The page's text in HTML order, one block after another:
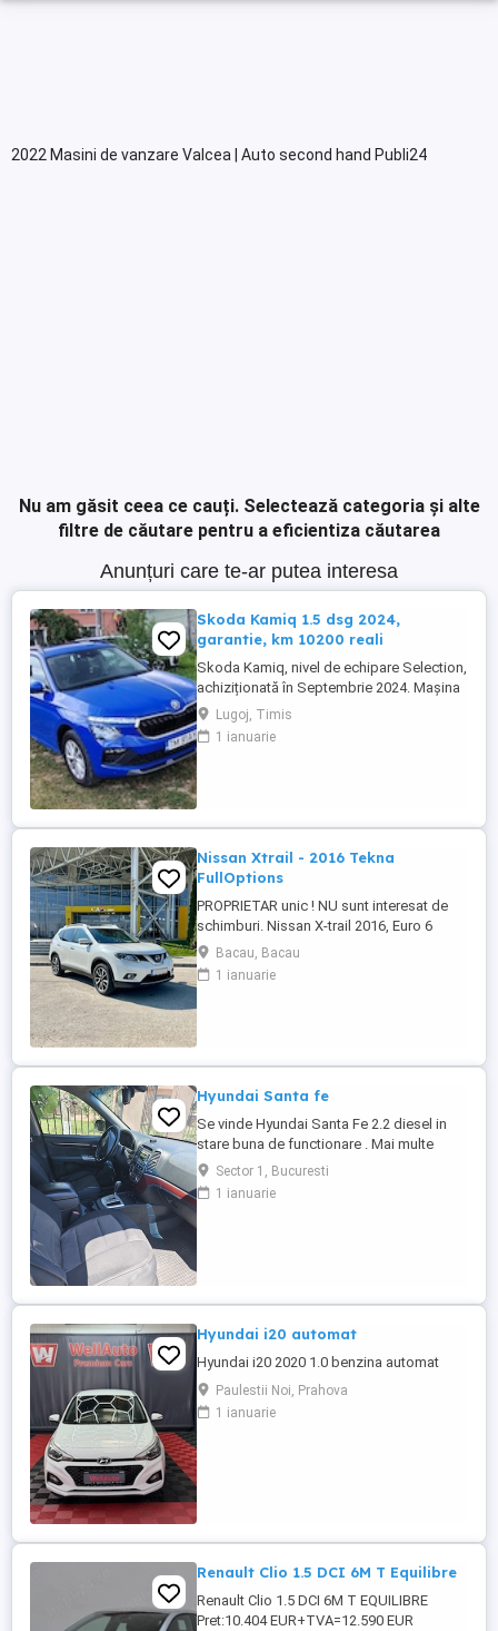
2022 Masini de vanzare Valcea | Auto second hand Publi24
Nu am găsit ceea ce cauți. Selectează categoria și alte
filtre de căutare pentru a eficientiza căutarea
Anunțuri care te-ar putea interesa
Skoda Kamiq 1.5 dsg 2024,
garantie, km 10200 reali
Skoda Kamiq, nivel de echipare Selection,
achiziționată în Septembrie 2024. Mașina
se află într-o stare impecabila. Detalii
tehnice: Motorizare: 1.5 TSI, 150 CP
Transmisie: Automată DSG An fabricație:
Lugoj, Timis
1 ianuarie
Nissan Xtrail - 2016 Tekna
FullOptions
PROPRIETAR unic ! NU sunt interesat de
schimburi. Nissan X-trail 2016, Euro 6
244000 km reali in crestere, masina
ruleaza zilnic Motorizare PureDrive 1.6 dCi
130CP Distributie pe lant Cutie manuala
Bacau, Bacau
1 ianuarie
Hyundai Santa fe
Se vinde Hyundai Santa Fe 2.2 diesel in
stare buna de functionare . Mai multe
detalii la telefon
Sector 1, Bucuresti
1 ianuarie
Hyundai i20 automat
Hyundai i20 2020 1.0 benzina automat
Paulestii Noi, Prahova
1 ianuarie
Renault Clio 1.5 DCI 6M T Equilibre
Renault Clio 1.5 DCI 6M T EQUILIBRE
Pret:10.404 EUR+TVA=12.590 EUR